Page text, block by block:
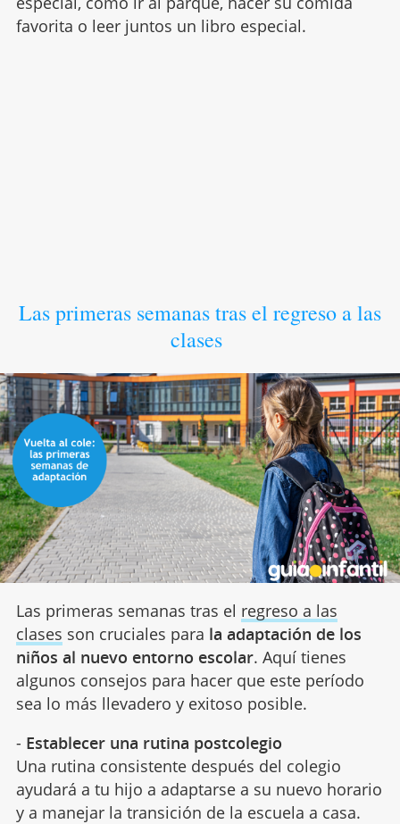
favorita o leer juntos un libro especial.
Las primeras semanas tras el regreso a las
clases
Las primeras semanas tras el regreso a las
clases son cruciales para la adaptación de los
niños al nuevo entorno escolar. Aquí tienes
algunos consejos para hacer que este período
sea lo más llevadero y exitoso posible.
- Establecer una rutina postcolegio
Una rutina consistente después del colegio
ayudará a tu hijo a adaptarse a su nuevo horario
y a manejar la transición de la escuela a casa.